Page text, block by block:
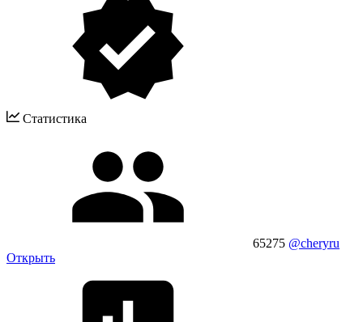
Статистика
65275 @cheryru
Открыть